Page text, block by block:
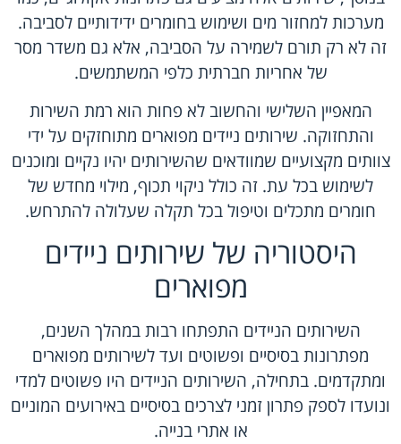
מערכות למחזור מים ושימוש בחומרים ידידותיים לסביבה.
זה לא רק תורם לשמירה על הסביבה, אלא גם משדר מסר
של אחריות חברתית כלפי המשתמשים.
המאפיין השלישי והחשוב לא פחות הוא רמת השירות
והתחזוקה. שירותים ניידים מפוארים מתוחזקים על ידי
צוותים מקצועיים שמוודאים שהשירותים יהיו נקיים ומוכנים
לשימוש בכל עת. זה כולל ניקוי תכוף, מילוי מחדש של
חומרים מתכלים וטיפול בכל תקלה שעלולה להתרחש.
היסטוריה של שירותים ניידים
מפוארים
השירותים הניידים התפתחו רבות במהלך השנים,
מפתרונות בסיסיים ופשוטים ועד לשירותים מפוארים
ומתקדמים. בתחילה, השירותים הניידים היו פשוטים למדי
ונועדו לספק פתרון זמני לצרכים בסיסיים באירועים המוניים
או אתרי בנייה.